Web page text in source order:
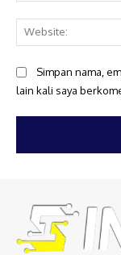
Simpan nama,
lain kali saya